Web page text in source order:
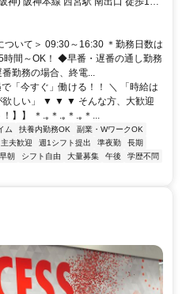
／阪急「今津駅」徒歩圏内 梅田・
！ ◆車・バイク・周辺エリア 国道2
屋市・尼崎市から約10分、伊丹
ついて＞ 09:30～16:30 ＊勤務日数は
時間～OK！ ◆早番・遅番の通し勤務
勤務の場合、終電...
「今すぐ」働ける！！ ＼ 「時給は
欲しい」 ▼ ▼ ▼ そんな方、大歓迎
】】 ＊.｡＊.｡＊.｡＊...
ム 扶養内勤務OK
副業・WワークOK
夫歓迎 週1シフト提出 準夜勤
長期
早朝 シフト自由 大量募集 午後
学歴不問